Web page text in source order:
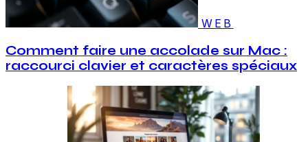
WEB
Comment faire une accolade sur Mac :
raccourci clavier et caractères spéciaux